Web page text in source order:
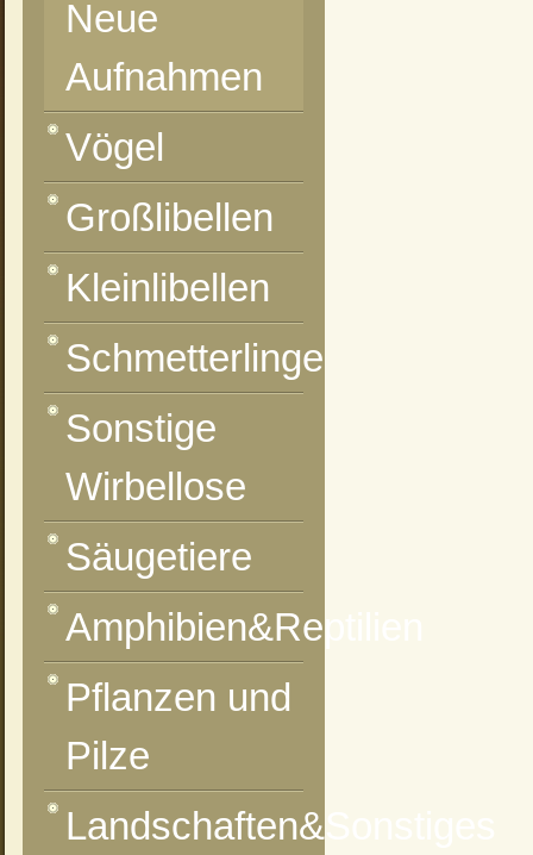
vorheriges Foto
zur Kategorie-Übersicht
Neue
Aufnahmen
Vögel
Großlibellen
Kleinlibellen
Schmetterlinge
Sonstige
Wirbellose
Säugetiere
Amphibien&Reptilien
Pflanzen und
Pilze
Landschaften&Sonstiges